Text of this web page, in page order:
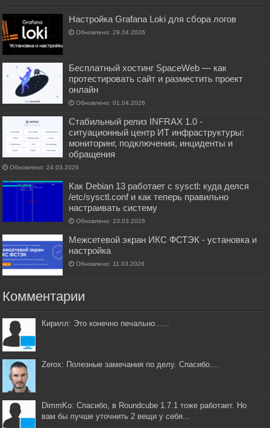
Настройка Grafana Loki для сбора логов
Обновлено: 29.04.2026
Бесплатный хостинг SpaceWeb — как
протестировать сайт и разместить проект
онлайн
Обновлено: 01.04.2026
Стабильный релиз INFRAX 1.0 -
ситуационный центр ИТ инфраструктуры:
мониторинг, подключения, инциденты и
обращения
Обновлено: 24.03.2026
Как Debian 13 работает с sysctl: куда делся
/etc/sysctl.conf и как теперь правильно
настраивать систему
Обновлено: 23.03.2026
Межсетевой экран ИКС ФСТЭК - установка и
настройка
Обновлено: 11.03.2026
Комментарии
Кирилл: Это конечно печально......
Zerox: Полезные замечания по делу. Спасибо....
DimmKo: Спасибо, в Roundcube 1.7.1 тоже работает. Но
вам бы лучше уточнить 2 вещи у себя...